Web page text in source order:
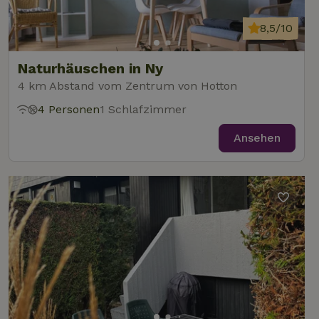
Naturhäuschen in Ny
4 km Abstand vom Zentrum von Hotton
8,5/10
4 Personen1 Schlafzimmer
Ansehen